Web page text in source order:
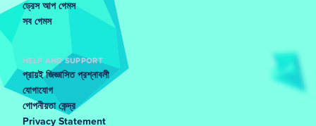
ড্রেস আপ গেমস
সব গেমস
HELP AND SUPPORT
প্রায়ই জিজ্ঞাসিত প্রশ্নাবলী
যোগাযোগ
গোপনীয়তা কেন্দ্র
Privacy Statement